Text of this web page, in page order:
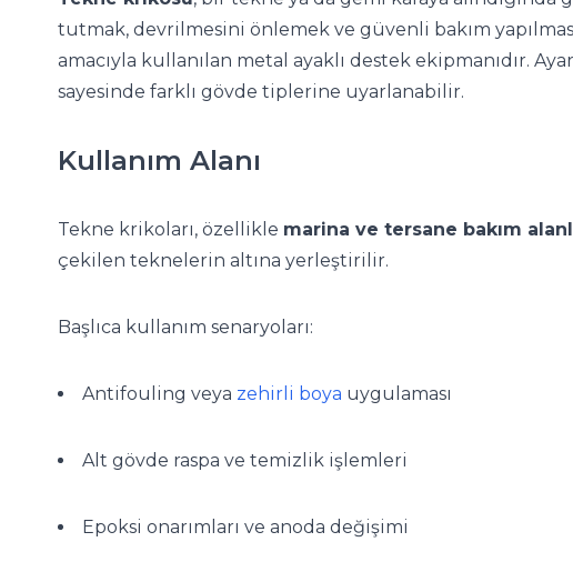
tutmak, devrilmesini önlemek ve güvenli bakım
amacıyla kullanılan metal ayaklı destek ekipmanıdır.
sayesinde farklı gövde tiplerine uyarlanabilir.
Kullanım Alanı
Tekne krikoları, özellikle marina ve tersane bakım
çekilen teknelerin altına yerleştirilir.
Başlıca kullanım senaryoları:
Antifouling veya zehirli boya uygulaması
Alt gövde raspa ve temizlik işlemleri
Epoksi onarımları ve anoda değişimi